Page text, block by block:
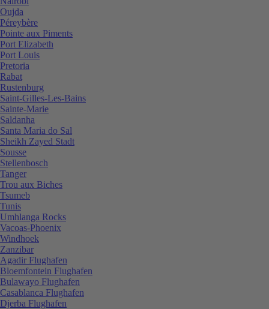
Oujda
Péreybère
Pointe aux Piments
Port Elizabeth
Port Louis
Pretoria
Rabat
Rustenburg
Saint-Gilles-Les-Bains
Sainte-Marie
Saldanha
Santa Maria do Sal
Sheikh Zayed Stadt
Sousse
Stellenbosch
Tanger
Trou aux Biches
Tsumeb
Tunis
Umhlanga Rocks
Vacoas-Phoenix
Windhoek
Zanzibar
Agadir Flughafen
Bloemfontein Flughafen
Bulawayo Flughafen
Casablanca Flughafen
Djerba Flughafen